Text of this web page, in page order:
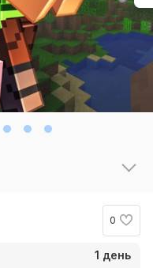
0
1 день